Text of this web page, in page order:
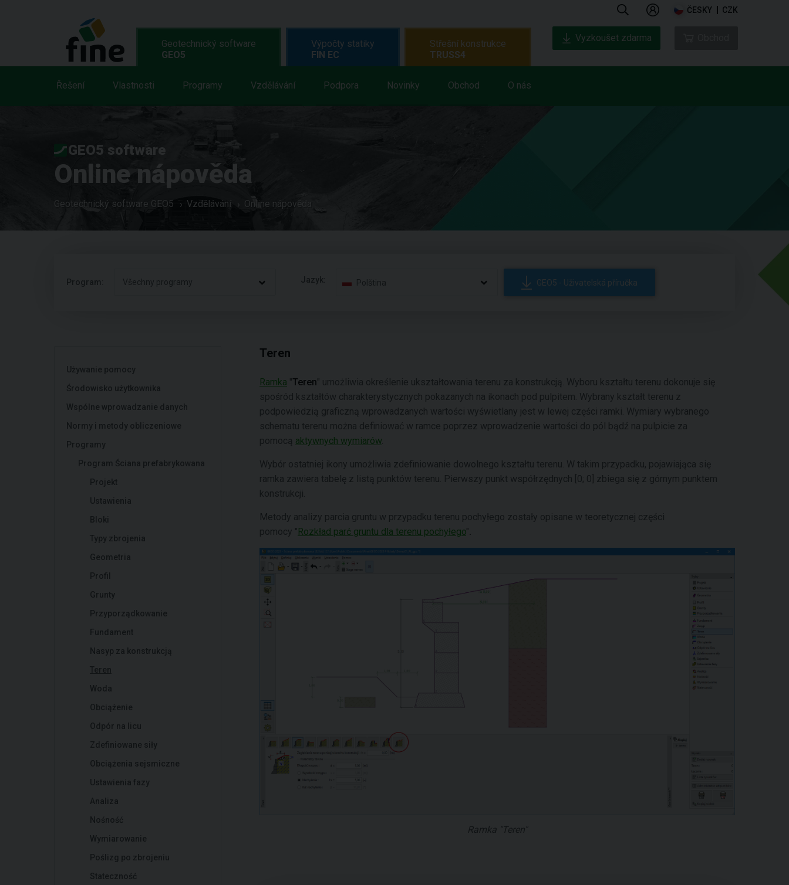
ČESKY CZK
Geotechnický software
GEO5
Řešení Vlastnosti Programy Vzdělávání Podpora Novinky Obchod O nás
Výpočty statiky
FIN EC
Střešní konstrukce
TRUSS4
Vyzkoušet zdarma
GEO5 software
Online nápověda
Geotechnický software GEO5 Vzdělávání Online nápověda
Program: Všechny programy Jazyk: Polština GEO5 - Uživatelská příručka
Używanie pomocy
Środowisko użytkownika
Wspólne wprowadzanie danych
Normy i metody obliczeniowe
Programy
Program Ściana prefabrykowana
Projekt
Ustawienia
Bloki
Typy zbrojenia
Geometria
Profil
Grunty
Przyporządkowanie
Fundament
Nasyp za konstrukcją
Teren
Woda
Obciążenie
Odpór na licu
Zdefiniowane siły
Obciążenia sejsmiczne
Ustawienia fazy
Analiza
Nośność
Wymiarowanie
Poślizg po zbrojeniu
Stateczność
Teren
Ramka "Teren" umożliwia określenie ukształtowania terenu za konstrukcją. Wyboru kształtu terenu dokonuje się
spośród kształtów charakterystycznych pokazanych na ikonach pod pulpitem. Wybrany kształt terenu z
podpowiedzią graficzną wprowadzanych wartości wyświetlany jest w lewej części ramki. Wymiary wybranego
schematu terenu można definiować w ramce poprzez wprowadzenie wartości do pól bądź na pulpicie za
pomocą aktywnych wymiarów
Wybór ostatniej ikony umożliwia zdefiniowanie dowolnego kształtu terenu. W takim przypadku, pojawiająca się
ramka zawiera tabelę z listą punktów terenu. Pierwszy punkt współrzędnych [0; 0] zbiega się z górnym punktem
konstrukcji.
Metody analizy parcia gruntu w przypadku terenu pochyłego zostały opisane w teoretycznej części
pomocy "Rozkład parć gruntu dla terenu pochyłego".
Ramka "Teren"